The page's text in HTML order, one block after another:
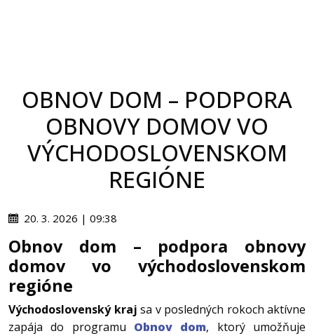
OBNOV DOM – PODPORA
OBNOVY DOMOV VO
VÝCHODOSLOVENSKOM
REGIÓNE
20. 3. 2026 | 09:38
Obnov dom – podpora obnovy
domov vo východoslovenskom
regióne
Východoslovenský kraj sa v posledných rokoch aktívne
zapája do programu Obnov dom, ktorý umožňuje